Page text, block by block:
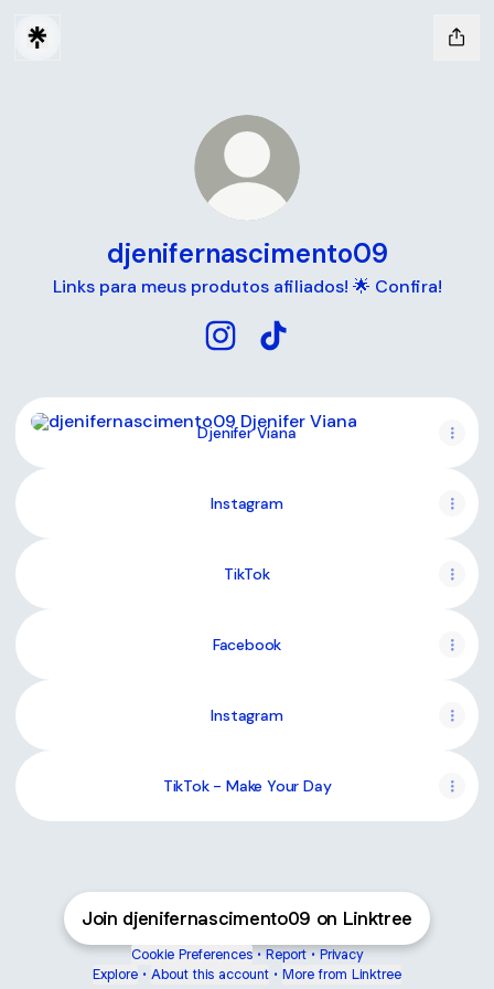
djenifernascimento09
Links para meus produtos afiliados! 🌟 Confira!
Djenifer Viana
Djenifer Viana
Instagram
TikTok
Facebook
Instagram
TikTok - Make Your Day
Join djenifernascimento09 on Linktree
Cookie Preferences • Report • Privacy
Explore • About this account • More from Linktree